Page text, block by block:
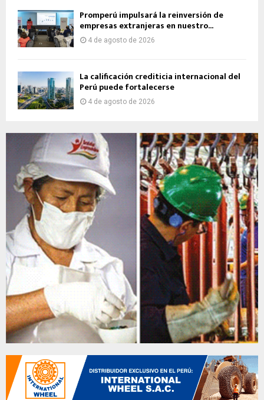
Promperú impulsará la reinversión de
empresas extranjeras en nuestro...
4 de agosto de 2026
La calificación crediticia internacional del
Perú puede fortalecerse
4 de agosto de 2026